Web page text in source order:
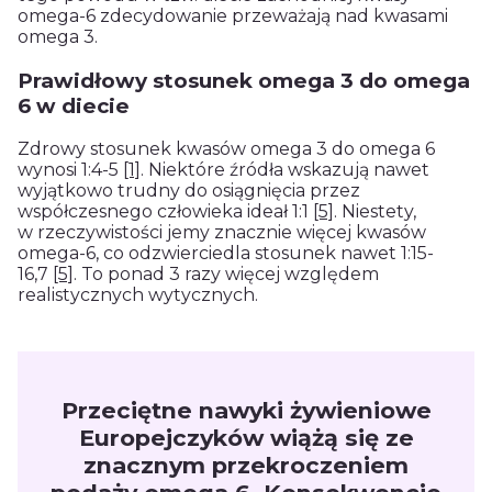
omega-6 zdecydowanie przeważają nad kwasami
omega 3.
Prawidłowy stosunek omega 3 do omega
6 w diecie
Zdrowy stosunek kwasów omega 3 do omega 6
wynosi 1:4-5 [1] . Niektóre źródła wskazują nawet
wyjątkowo trudny do osiągnięcia przez
współczesnego człowieka ideał 1:1
[5] . Niestety,
w rzeczywistości jemy znacznie więcej kwasów
omega-6, co odzwierciedla stosunek nawet 1:15-
16,7 [5] . To ponad 3 razy więcej względem
realistycznych wytycznych.
Przeciętne nawyki żywieniowe
Europejczyków wiążą się ze
znacznym przekroczeniem